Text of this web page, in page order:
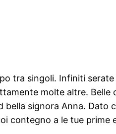
tra singoli. Infiniti
molte altre.
bella signora Anna. Dato
contegno a le tue prime